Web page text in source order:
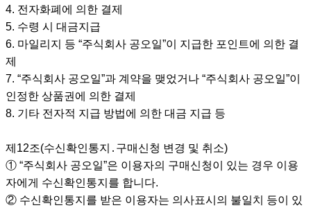
4. 전자화폐에 의한 결제
5. 수령 시 대금지급
6. 마일리지 등 “주식회사 공오일”이 지급한 포인트에 의한 결
제
7. “주식회사 공오일”과 계약을 맺었거나 “주식회사 공오일”이
인정한 상품권에 의한 결제
8. 기타 전자적 지급 방법에 의한 대금 지급 등
제12조(수신확인통지․구매신청 변경 및 취소)
① “주식회사 공오일”은 이용자의 구매신청이 있는 경우 이용
자에게 수신확인통지를 합니다.
② 수신확인통지를 받은 이용자는 의사표시의 불일치 등이 있